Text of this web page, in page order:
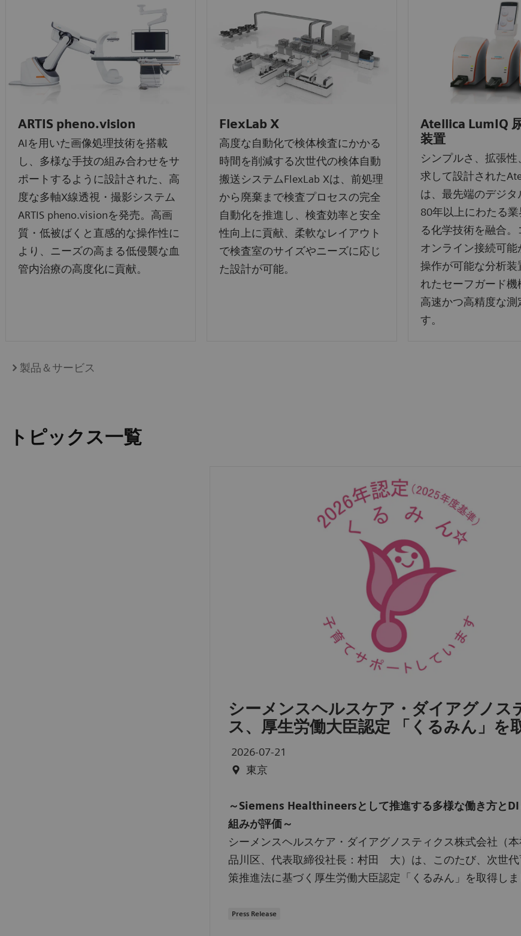
ARTIS pheno.vision
AIを用いた画像処理技術を搭載
し、多様な手技の組み合わせをサ
ポートするように設計された、高
度な多軸X線透視・撮影システム
ARTIS pheno.visionを発売。高画
質・低被ばくと直感的な操作性に
より、ニーズの高まる低侵襲な血
管内治療の高度化に貢献。
FlexLab X
高度な自動化で検体検査にかかる
時間を削減する次世代の検体自動
搬送システムFlexLab Xは、前処理
から廃棄まで検査プロセスの完全
自動化を推進し、検査効率と安全
性向上に貢献、柔軟なレイアウト
で検査室のサイズやニーズに応じ
た設計が可能。
Atellica LumIQ
装置
シンプルさ、拡張性
求して設計された
は、最先端のデジタ
80年以上にわたる
る化学技術を融合
オンライン接続可能
操作が可能な分析装
れたセーフガード機
高速かつ高精度な測
す。
製品＆サービス
トピックス一覧
シーメンスヘルスケア・ダイアグノス
ス、厚生労働大臣認定 「くるみん」を
2026-07-21
東京
～Siemens Healthineersとして推進する多様な働き方とDI
組みが評価～
シーメンスヘルスケア・ダイアグノスティクス株式会社（
品川区、代表取締役社長：村田 大）は、このたび、次世
策推進法に基づく厚生労働大臣認定「くるみん」を取得しま
Press Release